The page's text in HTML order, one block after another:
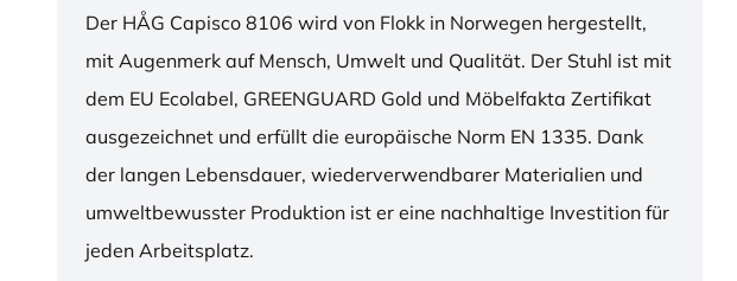
Der HÅG Capisco 8106 wird von Flokk in Norwegen hergestellt,
mit Augenmerk auf Mensch, Umwelt und Qualität. Der Stuhl ist mit
dem EU Ecolabel, GREENGUARD Gold und Möbelfakta Zertifikat
ausgezeichnet und erfüllt die europäische Norm EN 1335. Dank
der langen Lebensdauer, wiederverwendbarer Materialien und
umweltbewusster Produktion ist er eine nachhaltige Investition für
jeden Arbeitsplatz.